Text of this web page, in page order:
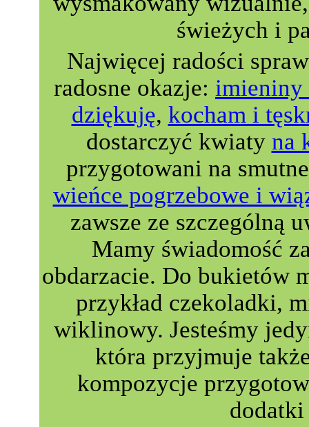
świeżych i
Najwięcej radości
radosne okazje: imieniny
dziękuję, kocham i
dostarczyć kwiaty na
przygotowani na
wieńce pogrzebowe i
zawsze ze szczególną
Mamy świadomość
obdarzacie. Do bukietów
przykład czekoladki,
wiklinowy. Jesteśmy
która przyjmuje
kompozycje